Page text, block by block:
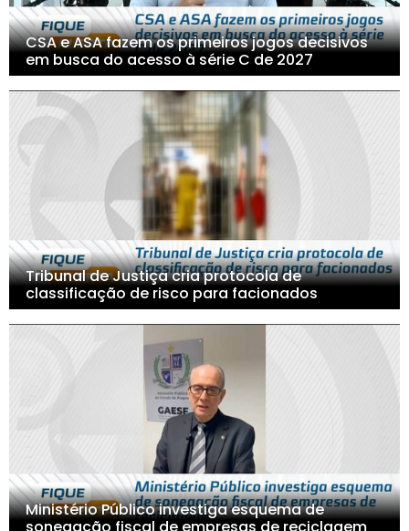
CSA e ASA fazem os primeiros jogos decisivos
em busca do acesso à série C de 2027
Tribunal de Justiça cria protocola de
classificação de risco para facionados
Ministério Público investiga esquema de